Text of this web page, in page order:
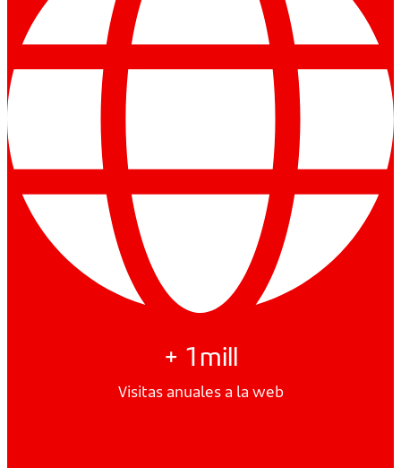
+ 1mill
Visitas anuales a la web